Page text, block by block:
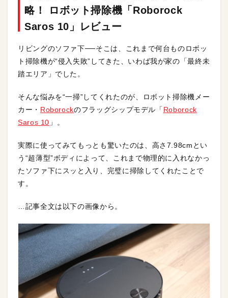
略！ ロボット掃除機「Roborock
Saros 10」レビュー
リビングのソファ下──そこは、これまで何台ものロボッ
ト掃除機が“侵入失敗”してきた、いわば我が家の「最終未
踏エリア」でした。
そんな悩みを“一掃”してくれたのが、ロボット掃除機メー
カー・ Roborockのフラッグシップモデル「 Roborock
Saros 10 」。
実際に使ってみてもっとも驚いたのは、高さ7.98cmとい
う“超薄型”ボディによって、これまで物理的に入れなかっ
たソファ下にスッと入り、完璧に掃除してくれたことで
す。
…記事全文は以下の画像から。